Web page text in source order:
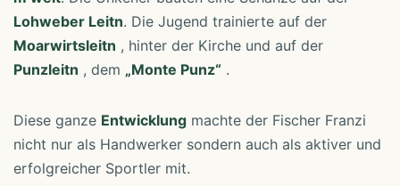
Lohweber Leitn. Die Jugend trainierte auf der
Moarwirtsleitn , hinter der Kirche und auf der
Punzleitn , dem „Monte Punz“ .
Diese ganze Entwicklung machte der Fischer Franzi
nicht nur als Handwerker sondern auch als aktiver und
erfolgreicher Sportler mit.